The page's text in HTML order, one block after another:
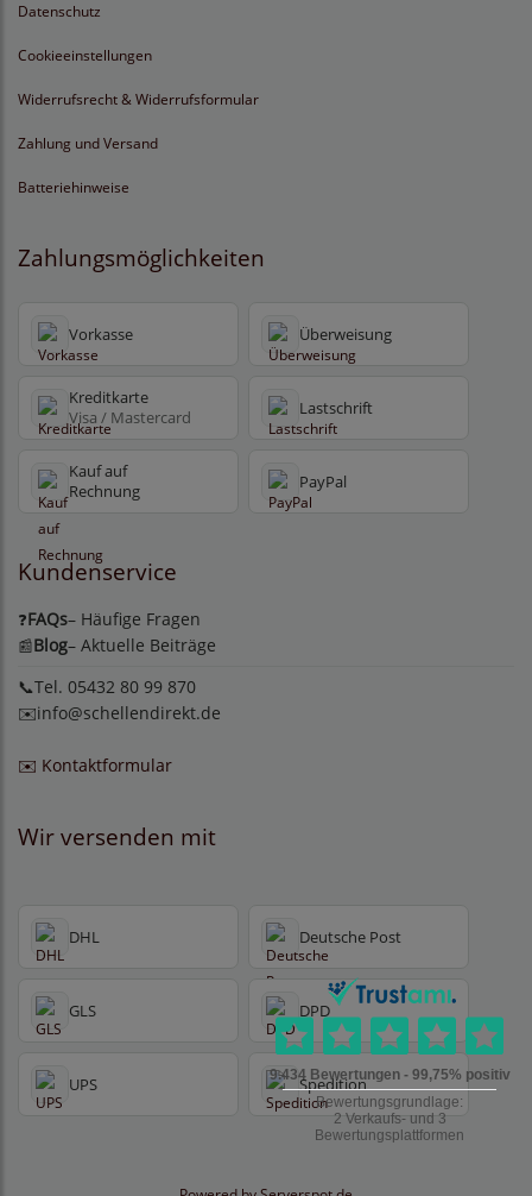
Datenschutz
Cookieeinstellungen
Widerrufsrecht & Widerrufsformular
Zahlung und Versand
Batteriehinweise
Zahlungsmöglichkeiten
Vorkasse Überweisung
Kreditkarte
Visa / Mastercard Lastschrift
Kauf auf
Rechnung
PayPal
Kundenservice
❓FAQs– Häufige Fragen
📰Blog– Aktuelle Beiträge
📞Tel. 05432 80 99 870
✉️info@schellendirekt.de
✉️ Kontaktformular
Wir versenden mit
DHL Deutsche Post
GLS DPD
UPS Spedition